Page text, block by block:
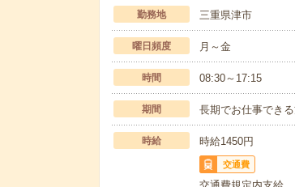
勤務地 三重県津市
曜日頻度 月～金
時間 08:30～17:15
期間 長期でお仕事できる
時給 時給1450円
交通費